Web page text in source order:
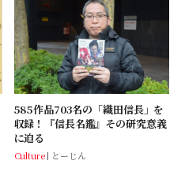
585作品703名の「織田信長」を
収録！『信長名鑑』その研究意義
に迫る
Culture とーじん